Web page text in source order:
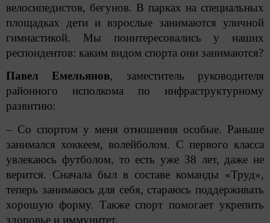
велосипедистов, бегунов. В парках на специальных
площадках дети и взрослые занимаются уличной
гимнастикой. Мы поинтересовались у наших
респондентов: каким видом спорта они занимаются?
Павел Емельянов, заместитель руководителя
районного исполкома по инфраструктурному
развитию:
– Со спортом у меня отношения особые. Раньше
занимался хоккеем, волейболом. С первого класса
увлекаюсь футболом, то есть уже 38 лет, даже не
верится. Сначала был в составе команды «Труд»,
теперь занимаюсь для себя, стараюсь поддерживать
хорошую форму. Также спорт помогает укрепить
здоровье и иммунитет.